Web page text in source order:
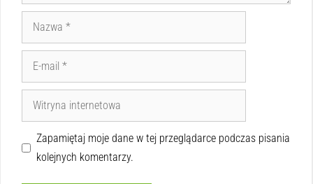
Zapamiętaj moje dane w tej przeglądarce podczas pisania
kolejnych komentarzy.